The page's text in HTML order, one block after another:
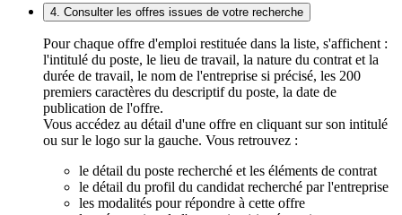
4. Consulter les offres issues de votre recherche
Pour chaque offre d'emploi restituée dans la liste, s'affichent :
l'intitulé du poste, le lieu de travail, la nature du contrat et la
durée de travail, le nom de l'entreprise si précisé, les 200
premiers caractères du descriptif du poste, la date de
publication de l'offre.
Vous accédez au détail d'une offre en cliquant sur son intitulé
ou sur le logo sur la gauche. Vous retrouvez :
le détail du poste recherché et les éléments de contrat
le détail du profil du candidat recherché par l'entreprise
les modalités pour répondre à cette offre